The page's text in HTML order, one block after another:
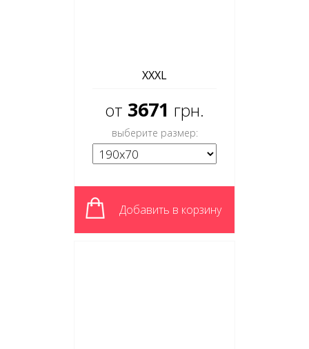
XXXL
от 3671 грн.
выберите размер:
Добавить в корзину